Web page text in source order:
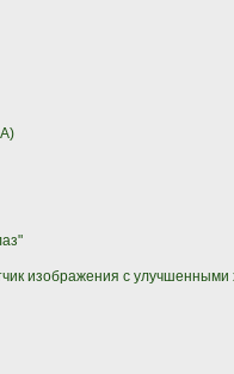
изображения с